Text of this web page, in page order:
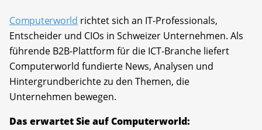
Computerworld richtet sich an IT-Professionals,
Entscheider und CIOs in Schweizer Unternehmen. Als
führende B2B-Plattform für die ICT-Branche liefert
Computerworld fundierte News, Analysen und
Hintergrundberichte zu den Themen, die
Unternehmen bewegen.
Das erwartet Sie auf Computerworld: